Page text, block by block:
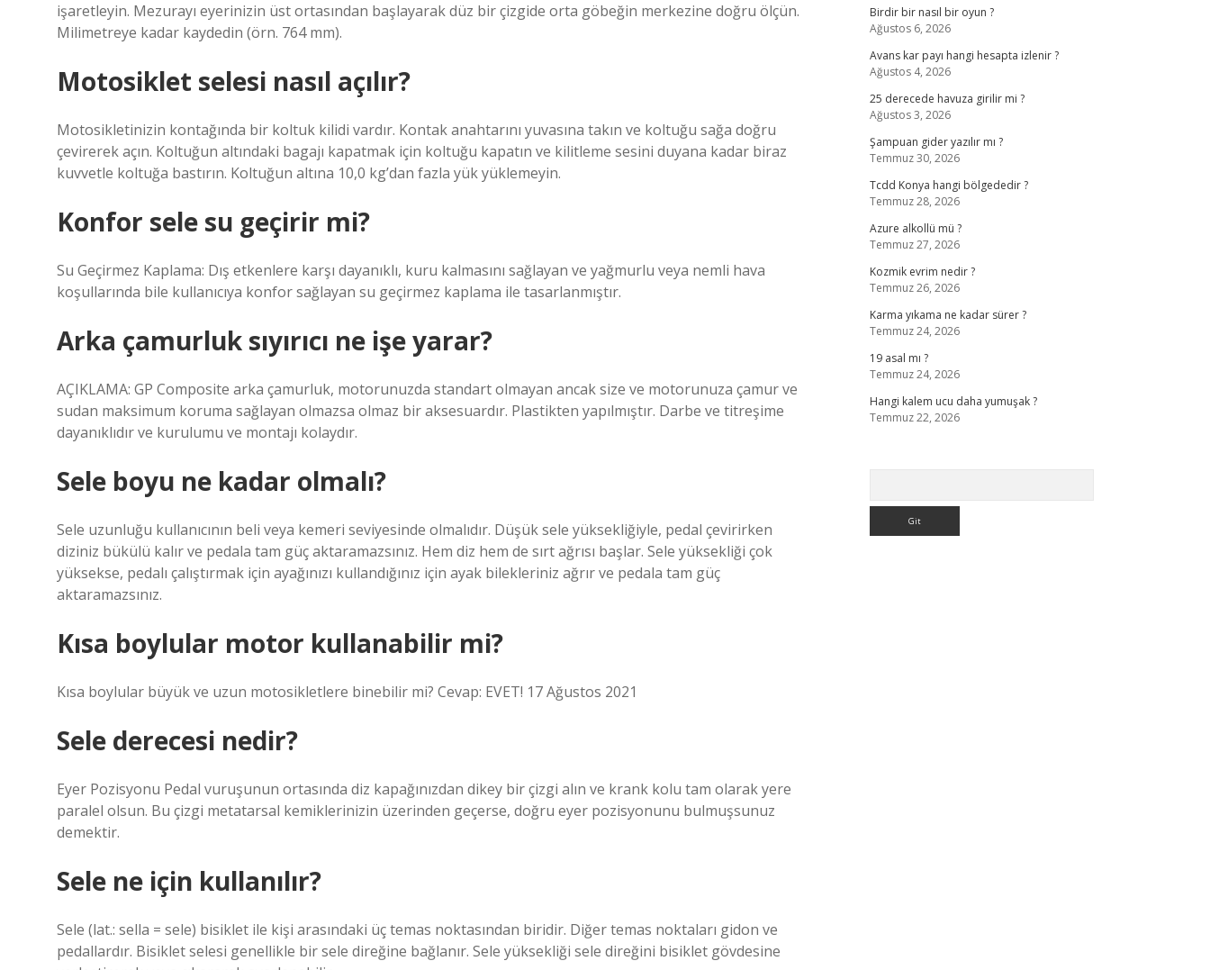
işaretleyin. Mezurayı eyerinizin üst ortasından başlayarak düz bir çizgide orta göbeğin merkezine doğru ölçün.
Milimetreye kadar kaydedin (örn. 764 mm).
Motosiklet selesi nasıl açılır?
Motosikletinizin kontağında bir koltuk kilidi vardır. Kontak anahtarını yuvasına takın ve koltuğu sağa doğru
çevirerek açın. Koltuğun altındaki bagajı kapatmak için koltuğu kapatın ve kilitleme sesini duyana kadar biraz
kuvvetle koltuğa bastırın. Koltuğun altına 10,0 kg’dan fazla yük yüklemeyin.
Konfor sele su geçirir mi?
Su Geçirmez Kaplama: Dış etkenlere karşı dayanıklı, kuru kalmasını sağlayan ve yağmurlu veya nemli hava
koşullarında bile kullanıcıya konfor sağlayan su geçirmez kaplama ile tasarlanmıştır.
Arka çamurluk sıyırıcı ne işe yarar?
AÇIKLAMA: GP Composite arka çamurluk, motorunuzda standart olmayan ancak size ve motorunuza çamur ve
sudan maksimum koruma sağlayan olmazsa olmaz bir aksesuardır. Plastikten yapılmıştır. Darbe ve titreşime
dayanıklıdır ve kurulumu ve montajı kolaydır.
Sele boyu ne kadar olmalı?
Sele uzunluğu kullanıcının beli veya kemeri seviyesinde olmalıdır. Düşük sele yüksekliğiyle, pedal çevirirken
diziniz bükülü kalır ve pedala tam güç aktaramazsınız. Hem diz hem de sırt ağrısı başlar. Sele yüksekliği çok
yüksekse, pedalı çalıştırmak için ayağınızı kullandığınız için ayak bilekleriniz ağrır ve pedala tam güç
aktaramazsınız.
Kısa boylular motor kullanabilir mi?
Kısa boylular büyük ve uzun motosikletlere binebilir mi? Cevap: EVET! 17 Ağustos 2021
Sele derecesi nedir?
Eyer Pozisyonu Pedal vuruşunun ortasında diz kapağınızdan dikey bir çizgi alın ve krank kolu tam olarak yere
paralel olsun. Bu çizgi metatarsal kemiklerinizin üzerinden geçerse, doğru eyer pozisyonunu bulmuşsunuz
demektir.
Sele ne için kullanılır?
Sele (lat.: sella = sele) bisiklet ile kişi arasındaki üç temas noktasından biridir. Diğer temas noktaları gidon ve
pedallardır. Bisiklet selesi genellikle bir sele direğine bağlanır. Sele yüksekliği sele direğini bisiklet gövdesine
Birdir bir nasıl bir oyun ?
Ağustos 6, 2026
Avans kar payı hangi hesapta izlenir ?
Ağustos 4, 2026
25 derecede havuza girilir mi ?
Ağustos 3, 2026
Şampuan gider yazılır mı ?
Temmuz 30, 2026
Tcdd Konya hangi bölgededir ?
Temmuz 28, 2026
Azure alkollü mü ?
Temmuz 27, 2026
Kozmik evrim nedir ?
Temmuz 26, 2026
Karma yıkama ne kadar sürer ?
Temmuz 24, 2026
19 asal mı ?
Temmuz 24, 2026
Hangi kalem ucu daha yumuşak ?
Temmuz 22, 2026